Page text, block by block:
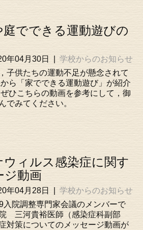
庭でできる運動遊びの
年04月30日
学校からのお知らせ
子供たちの運動不足が懸念されて
ら「家でできる運動遊び」が紹介
ひこちらの動画を参考にして，御
でみてください。
ウィルス感染症に関す
ジ動画
年04月28日
学校からのお知らせ
入院調整専門家会議のメンバーで
三河貴裕医師（感染症科副部
対策についてのメッセージ動画が